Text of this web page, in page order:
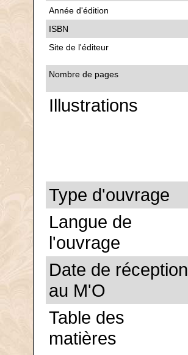
Année d'édition
ISBN
Site de l'éditeur
Nombre de pages
Illustrations
Type d'ouvrage
Langue de
l'ouvrage
Date de réception
au M'O
Table des
matières